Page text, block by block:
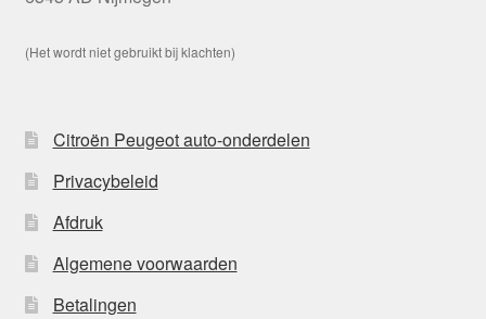
(Het wordt niet gebruikt bij klachten)
Citroën Peugeot auto-onderdelen
Privacybeleid
Afdruk
Algemene voorwaarden
Betalingen